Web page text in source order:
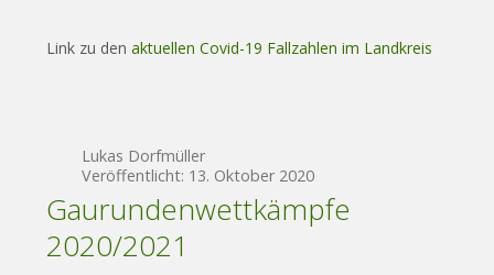
Link zu den aktuellen Covid-19 Fallzahlen im Landkreis
Lukas Dorfmüller
Veröffentlicht: 13. Oktober 2020
Gaurundenwettkämpfe
2020/2021